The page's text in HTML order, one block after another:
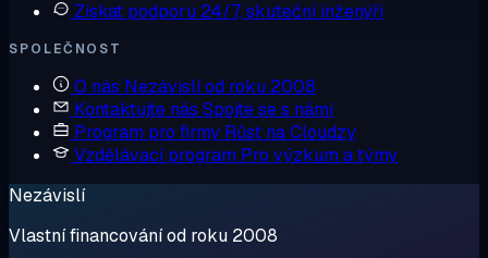
Získat podporu 24/7, skuteční inženýři
SPOLEČNOST
O nás Nezávislí od roku 2008
Kontaktujte nás Spojte se s námi
Program pro firmy Růst na Cloudzy
Vzdělávací program Pro výzkum a týmy
Nezávislí
Vlastní financování od roku 2008